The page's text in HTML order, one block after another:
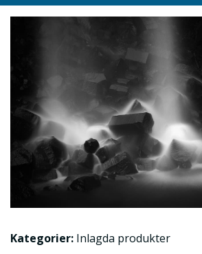
Kategorier: Inlagda produkter